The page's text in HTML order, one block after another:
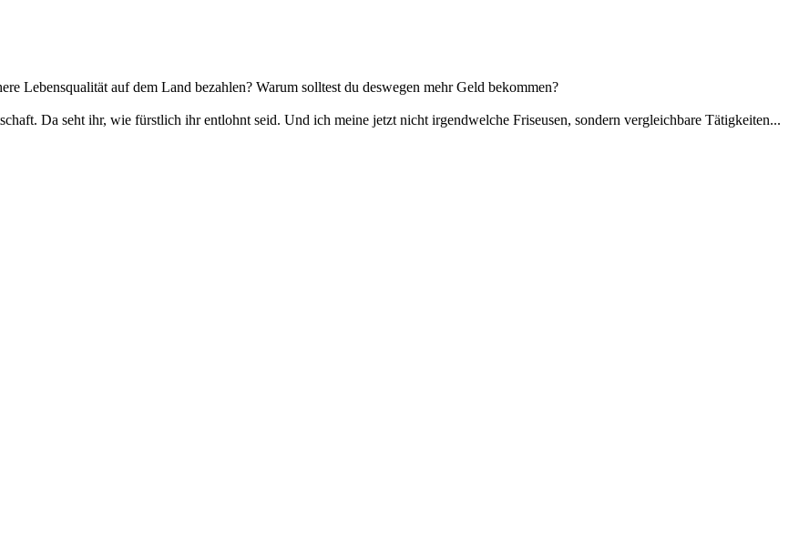
Lebensqualität auf dem Land bezahlen? Warum solltest du deswegen mehr Geld bekommen?
Da seht ihr, wie fürstlich ihr entlohnt seid. Und ich meine jetzt nicht irgendwelche Friseusen, sondern vergleichbare Tätigkeiten...